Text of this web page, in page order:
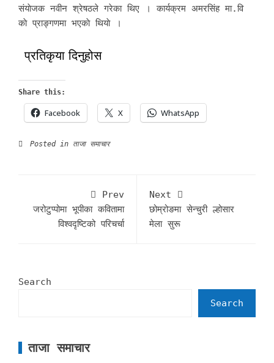
संयाेजक नवीन श्रेषठले गरेका थिए । कार्यक्रम अमरसिंह मा.वि
काे प्राङ्गणमा भएकाे थियाे ।
प्रतिकृया दिनुहोस
Share this:
Facebook X WhatsApp
Posted in ताजा समाचार
Prev
जरोटुप्पोमा भूपीका कवितामा
विश्वदृष्टिको परिचर्चा
Next
छोम्रोङमा सेन्चुरी ल्होसार
मेला सुरू
Search
Search
ताजा समाचार